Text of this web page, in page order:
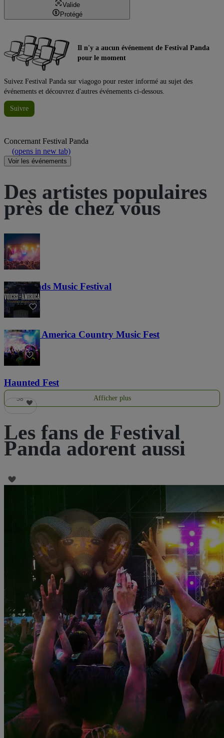
Valide
Protégé
Il n'y a aucun événement de Festival Panda
pour le moment
Suivez Festival Panda sur viagogo pour rester informé au sujet des
événements et découvrez d'autres événements ci-dessous.
Suivre
Concernant Festival Panda
(opens in new tab)
Voir les événements
Des artistes populaires
près de chez vous
Lost Lands Music Festival
121
Voices of America Country Music Fest
36
Haunted Fest
58 Afficher plus
Les fans de Festival
Panda adorent aussi